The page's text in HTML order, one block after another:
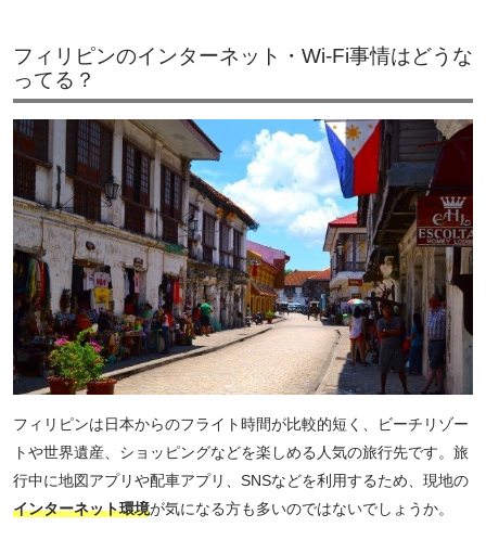
フィリピンのインターネット・Wi-Fi事情はどうな
ってる？
フィリピンは日本からのフライト時間が比較的短く、ビーチリゾー
トや世界遺産、ショッピングなどを楽しめる人気の旅行先です。旅
行中に地図アプリや配車アプリ、SNSなどを利用するため、現地の
インターネット環境が気になる方も多いのではないでしょうか。